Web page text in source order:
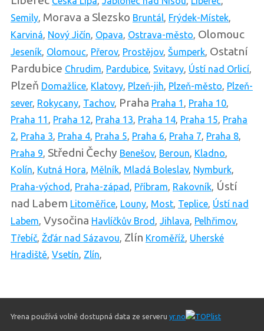
Semily, Morava a Slezsko Bruntál, Frýdek-Místek,
Karviná, Nový Jičín, Opava, Ostrava-město, Olomouc
Jeseník, Olomouc, Přerov, Prostějov, Šumperk, Ostatní
Pardubice Chrudim, Pardubice, Svitavy, Ústí nad Orlicí,
Plzeň Domažlice, Klatovy, Plzeň-jih, Plzeň-město, Plzeň-
sever, Rokycany, Tachov, Praha Praha 1 , Praha 10,
Praha 11 , Praha 12, Praha 13, Praha 14, Praha 15, Praha
2, Praha 3, Praha 4, Praha 5, Praha 6, Praha 7, Praha 8,
Praha 9, Středni Čechy Benešov, Beroun, Kladno,
Kolín, Kutná Hora, Mělník, Mladá Boleslav, Nymburk,
Praha-východ , Praha-západ , Příbram, Rakovník, Ústí
nad Labem Litoměřice, Louny, Most, Teplice, Ústí nad
Labem, Vysočina Havlíčkův Brod , Jihlava, Pelhřimov,
Třebíč, Žďár nad Sázavou, Zlín Kroměříž, Uherské
Hradiště, Vsetín, Zlín,
Yrena používá volně dostupná data ze serveru yr.no